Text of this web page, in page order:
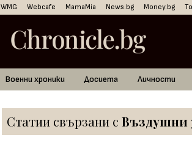
WMG Webcafe MamaMia News.bg Money.bg
Военни хроники Досиета Личности
Статии свързани с Въздушни